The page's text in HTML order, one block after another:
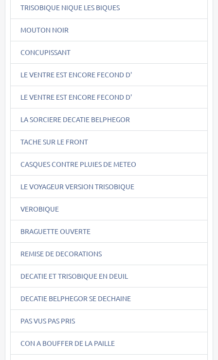
TRISOBIQUE NIQUE LES BIQUES
MOUTON NOIR
CONCUPISSANT
LE VENTRE EST ENCORE FECOND D'
LE VENTRE EST ENCORE FECOND D'
LA SORCIERE DECATIE BELPHEGOR
TACHE SUR LE FRONT
CASQUES CONTRE PLUIES DE METEO
LE VOYAGEUR VERSION TRISOBIQUE
VEROBIQUE
BRAGUETTE OUVERTE
REMISE DE DECORATIONS
DECATIE ET TRISOBIQUE EN DEUIL
DECATIE BELPHEGOR SE DECHAINE
PAS VUS PAS PRIS
CON A BOUFFER DE LA PAILLE